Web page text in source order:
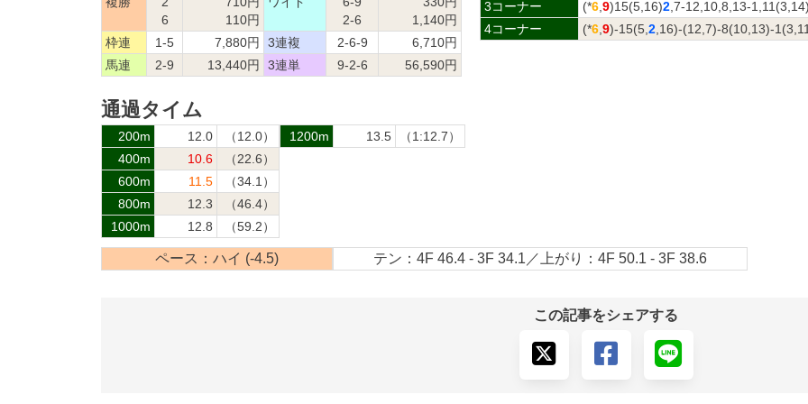
6
110円
2-6
1,140円
枠連
1-5 7,880円 3連複 2-6-9
6,710円
馬連
2-9 13,440円 3連単 9-2-6 56,590円
3コーナー
(*6 9)15(5,16)2 ,7-12,10,8,13-1,11(3,14)
4コーナー
(*6 9)-15(5, 2 ,16)-(12,7)-8(10,13)-
通過タイム
200m 12.0
（12.0）
400m
10.6
（22.6）
600m
11.5
（34.1）
800m
12.3
（46.4）
1000m
12.8 （59.2）
1200m 13.5 （1:12.7）
ペース：ハイ (-4.5) テン：4F 46.4 - 3F 34.1／上がり：4F 50.1 - 3F 38.6
この記事をシェアする